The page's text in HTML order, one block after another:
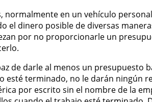
normalmente en un vehículo
dinero posible de diversas
por no proporcionarle un
de darle al menos un presupuesto
esté terminado, no le darán ningún
por escrito sin el nombre de la